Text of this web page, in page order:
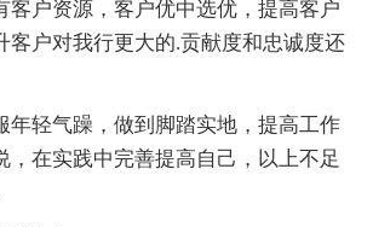
户资源，客户优中选优，提高客户
客户对我行更大的.贡献度和忠诚度还
轻气躁，做到脚踏实地，提高工作
，在实践中完善提高自己，以上不足